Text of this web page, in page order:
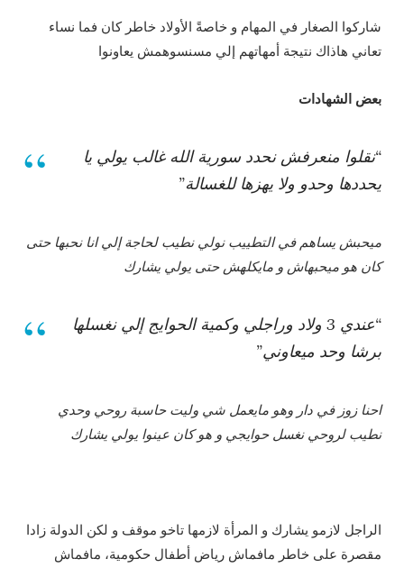
شاركوا الصغار في المهام و خاصةً الأولاد خاطر كان فما نساء
تعاني هاذاك نتيجة أمهاتهم إلي مسنسوهمش يعاونوا
بعض الشهادات
“نقلوا منعرفش نحدد سورية الله غالب يولي يا
يحددها وحدو ولا يهزها للغسالة”
ميحبش يساهم في التطييب نولي نطيب لحاجة إلي انا نحبها حتى
كان هو ميحبهاش و مايكلهش حتى يولي يشارك
“عندي 3 ولاد وراجلي وكمية الحوايج إلي نغسلها
برشا وحد ميعاوني”
احنا زوز في دار وهو مايعمل شي وليت حاسبة روحي وحدي
نطيب لروحي نغسل حوايجي و هو كان عينوا يولي يشارك
الراجل لازمو يشارك و المرأة لازمها تاخو موقف و لكن الدولة زادا
مقصرة على خاطر مافماش رياض أطفال حكومية، مافماش